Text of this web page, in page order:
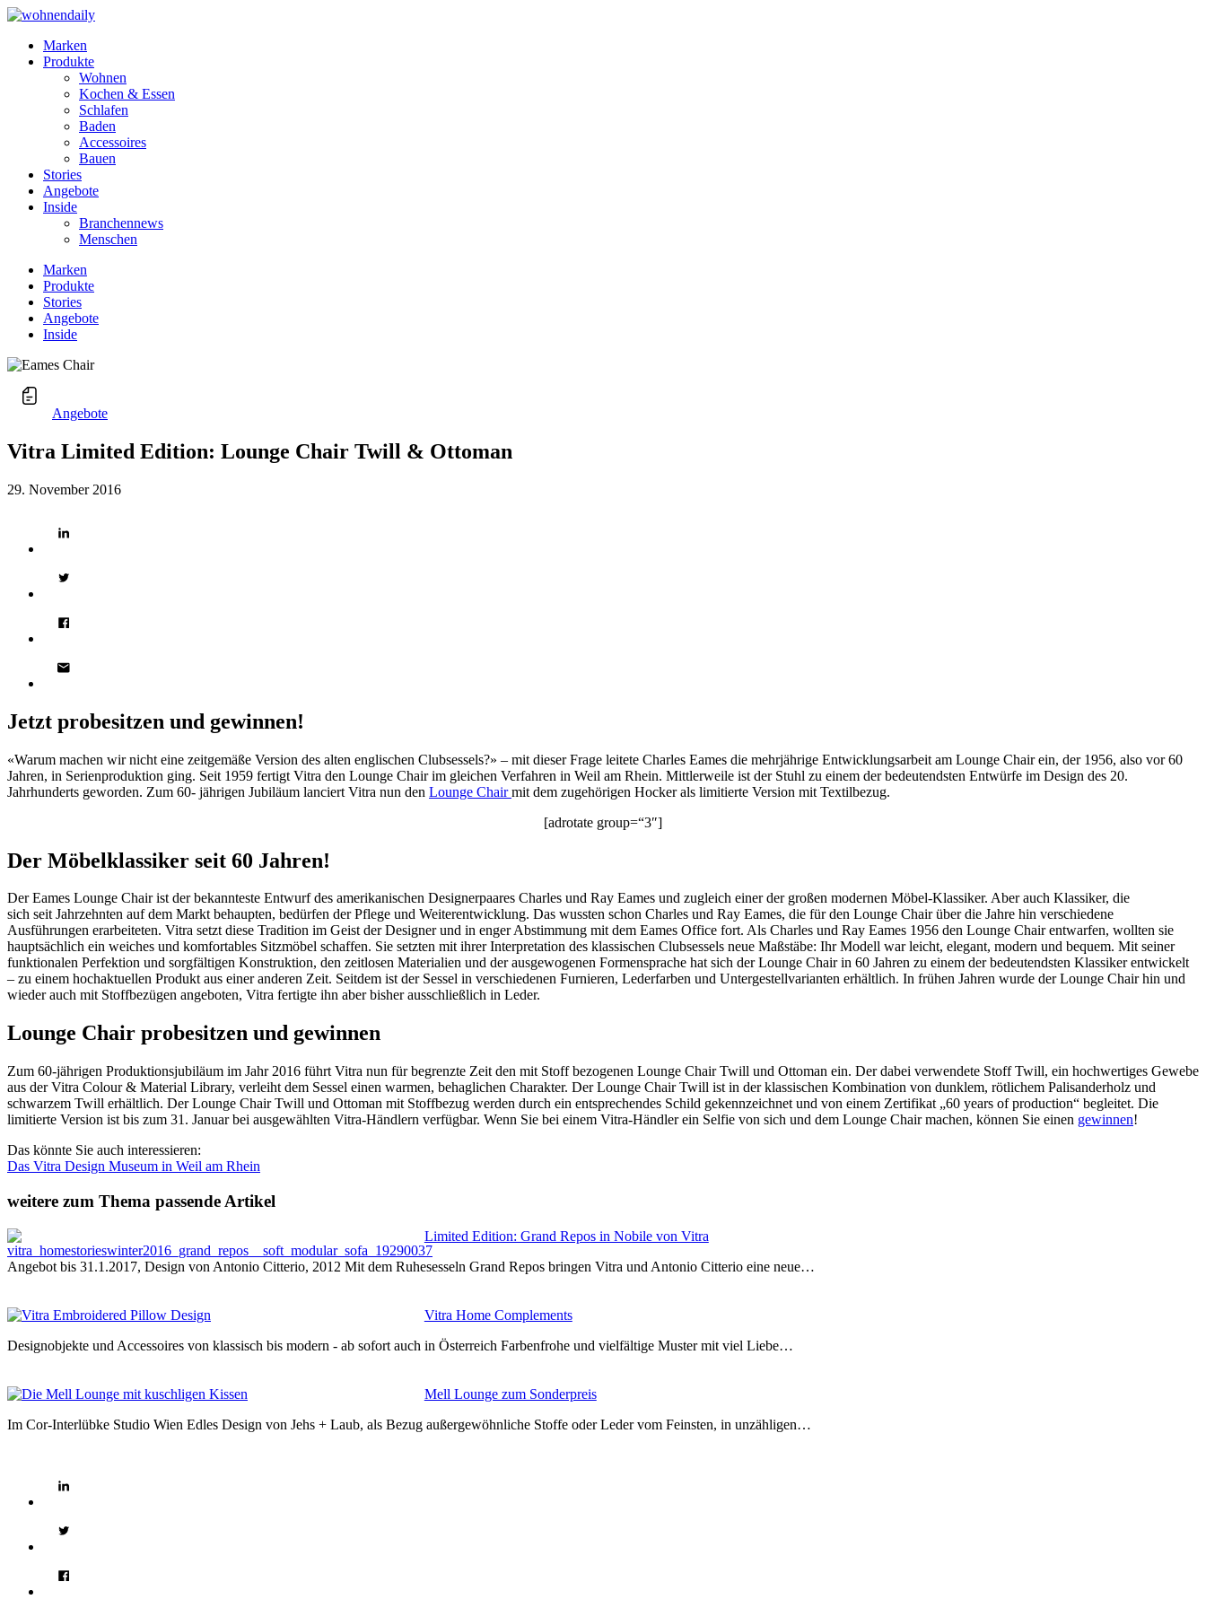
Marken
Produkte
Wohnen
Kochen & Essen
Schlafen
Baden
Accessoires
Bauen
Stories
Angebote
Inside
Branchennews
Menschen
Marken
Produkte
Stories
Angebote
Inside
Angebote
Vitra Limited Edition: Lounge Chair Twill & Ottoman
29. November 2016
Jetzt probesitzen und gewinnen!
«Warum machen wir nicht eine zeitgemäße Version des alten englischen Clubsessels?» – mit dieser Frage leitete Charles Eames die mehrjährige Entwicklungsarbeit am Lounge Chair ein, der 1956, also vor 60
Jahren, in Serienproduktion ging. Seit 1959 fertigt Vitra den Lounge Chair im gleichen Verfahren in Weil am Rhein. Mittlerweile ist der Stuhl zu einem der bedeutendsten Entwürfe im Design des 20.
Jahrhunderts geworden. Zum 60- jährigen Jubiläum lanciert Vitra nun den Lounge Chairmit dem zugehörigen Hocker als limitierte Version mit Textilbezug.
[adrotate group=“3″]
Der Möbelklassiker seit 60 Jahren!
Der Eames Lounge Chair ist der bekannteste Entwurf des amerikanischen Designerpaares Charles und Ray Eames und zugleich einer der großen modernen Möbel-Klassiker. Aber auch Klassiker, die
sich seit Jahrzehnten auf dem Markt behaupten, bedürfen der Pflege und Weiterentwicklung. Das wussten schon Charles und Ray Eames, die für den Lounge Chair über die Jahre hin verschiedene
Ausführungen erarbeiteten. Vitra setzt diese Tradition im Geist der Designer und in enger Abstimmung mit dem Eames Office fort. Als Charles und Ray Eames 1956 den Lounge Chair entwarfen, wollten sie
hauptsächlich ein weiches und komfortables Sitzmöbel schaffen. Sie setzten mit ihrer Interpretation des klassischen Clubsessels neue Maßstäbe: Ihr Modell war leicht, elegant, modern und bequem. Mit seiner
funktionalen Perfektion und sorgfältigen Konstruktion, den zeitlosen Materialien und der ausgewogenen Formensprache hat sich der Lounge Chair in 60 Jahren zu einem der bedeutendsten Klassiker entwickelt
– zu einem hochaktuellen Produkt aus einer anderen Zeit. Seitdem ist der Sessel in verschiedenen Furnieren, Lederfarben und Untergestellvarianten erhältlich. In frühen Jahren wurde der Lounge Chair hin und
wieder auch mit Stoffbezügen angeboten, Vitra fertigte ihn aber bisher ausschließlich in Leder.
Lounge Chair probesitzen und gewinnen
Zum 60-jährigen Produktionsjubiläum im Jahr 2016 führt Vitra nun für begrenzte Zeit den mit Stoff bezogenen Lounge Chair Twill und Ottoman ein. Der dabei verwendete Stoff Twill, ein hochwertiges Gewebe
aus der Vitra Colour & Material Library, verleiht dem Sessel einen warmen, behaglichen Charakter. Der Lounge Chair Twill ist in der klassischen Kombination von dunklem, rötlichem Palisanderholz und
schwarzem Twill erhältlich. Der Lounge Chair Twill und Ottoman mit Stoffbezug werden durch ein entsprechendes Schild gekennzeichnet und von einem Zertifikat „60 years of production“ begleitet. Die
limitierte Version ist bis zum 31. Januar bei ausgewählten Vitra-Händlern verfügbar. Wenn Sie bei einem Vitra-Händler ein Selfie von sich und dem Lounge Chair machen, können Sie einen gewinnen!
Das könnte Sie auch interessieren:
Das Vitra Design Museum in Weil am Rhein
weitere zum Thema passende Artikel
Limited Edition: Grand Repos in Nobile von Vitra
Angebot bis 31.1.2017, Design von Antonio Citterio, 2012 Mit dem Ruhesesseln Grand Repos bringen Vitra und Antonio Citterio eine neue…
Vitra Home Complements
Designobjekte und Accessoires von klassisch bis modern - ab sofort auch in Österreich Farbenfrohe und vielfältige Muster mit viel Liebe…
Mell Lounge zum Sonderpreis
Im Cor-Interlübke Studio Wien Edles Design von Jehs + Laub, als Bezug außergewöhnliche Stoffe oder Leder vom Feinsten, in unzähligen…